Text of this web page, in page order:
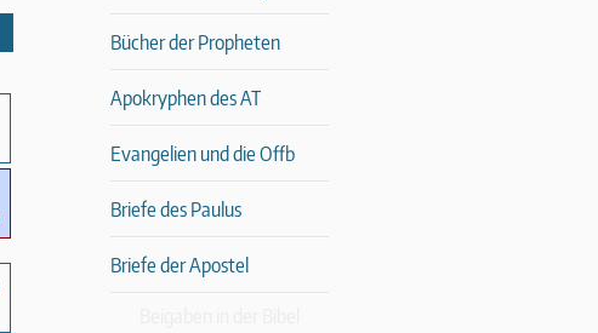
Bücher der Propheten
Apokryphen des AT
Evangelien und die Offb
Briefe des Paulus
Briefe der Apostel